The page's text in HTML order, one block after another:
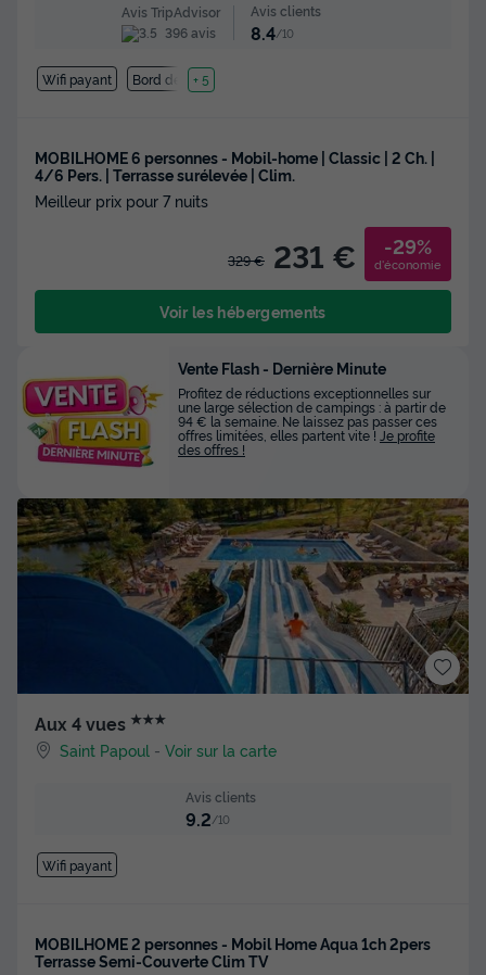
Avis TripAdvisor
396 avis
Avis clients
8.4/10
Wifi payant Bord de mer
+ 5
MOBILHOME 6 personnes - Mobil-home | Classic | 2 Ch. |
4/6 Pers. | Terrasse surélevée | Clim.
Meilleur prix pour 7 nuits
329 € 231 € -29%
d'économie
Voir les hébergements
Aux 4 vues ★★★
Saint Papoul -Voir sur la carte
Avis clients
9.2/10
Wifi payant
MOBILHOME 2 personnes - Mobil Home Aqua 1ch 2pers
Terrasse Semi-Couverte Clim TV
Vente Flash - Dernière Minute
Profitez de réductions exceptionnelles sur
une large sélection de campings : à partir de
94 € la semaine. Ne laissez pas passer ces
offres limitées, elles partent vite ! Je profite
des offres !